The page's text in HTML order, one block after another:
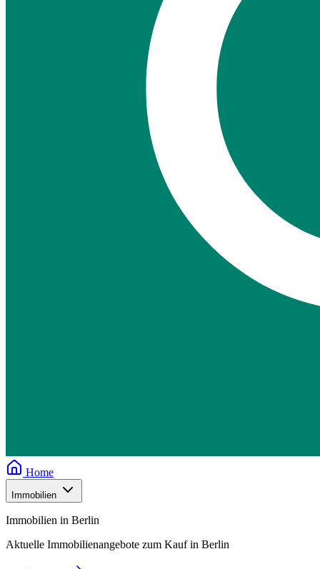
Home
Immobilien
Immobilien in Berlin
Aktuelle Immobilienangebote zum Kauf in Berlin